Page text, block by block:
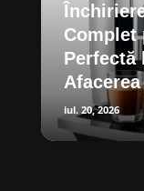
Complet
Perfectă
Afacerea
iul. 20, 2026